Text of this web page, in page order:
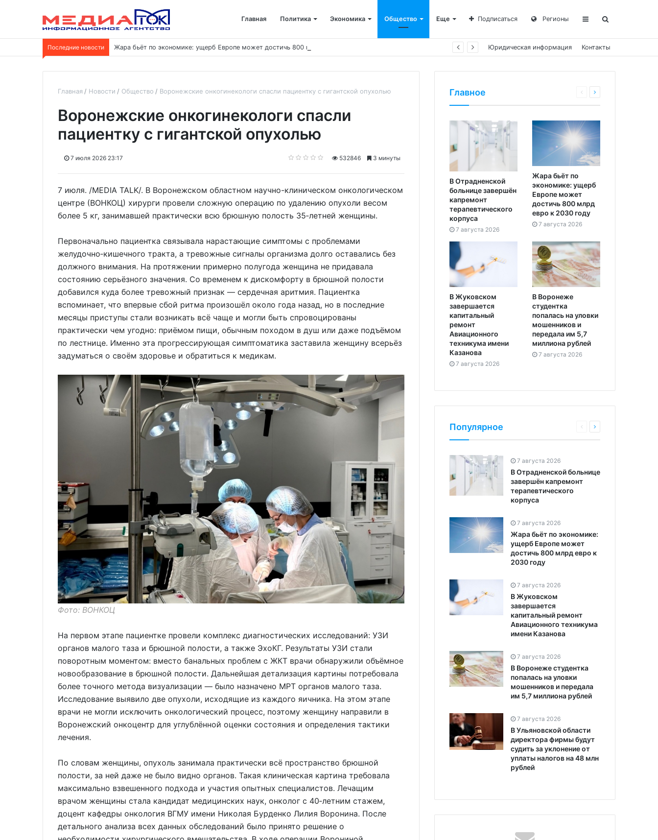
Главная Политика Экономика Общество Еще Подписаться Регионы
Последние новости Жара бьёт по экономике: ущерб Европе может достичь 800 млрд евро к 2030 году Юридическая информация Контакты
Главная Новости Общество Воронежские онкогинекологи спасли пациентку с гигантской опухолью
Воронежские онкогинекологи спасли
пациентку с гигантской опухолью
7 июля 2026 23:17 532846 3 минуты
7 июля. /MEDIA TALK/. В Воронежском областном научно-клиническом онкологическом
центре (ВОНКОЦ) хирурги провели сложную операцию по удалению опухоли весом
более 5 кг, занимавшей практически всю брюшную полость 35‑летней женщины.
Первоначально пациентка связывала нарастающие симптомы с проблемами
желудочно‑кишечного тракта, а тревожные сигналы организма долго оставались без
должного внимания. На протяжении примерно полугода женщина не придавала
состоянию серьёзного значения. Со временем к дискомфорту в брюшной полости
добавился куда более тревожный признак — сердечная аритмия. Пациентка
вспоминает, что впервые сбой ритма произошёл около года назад, но в последние
месяцы приступы стали возникать всё чаще и могли быть спровоцированы
практически чем угодно: приёмом пищи, обычным походом в душ или даже подъёмом
по лестнице. Именно эта прогрессирующая симптоматика заставила женщину всерьёз
задуматься о своём здоровье и обратиться к медикам.
Фото: ВОНКОЦ
На первом этапе пациентке провели комплекс диагностических исследований: УЗИ
органов малого таза и брюшной полости, а также ЭхоКГ. Результаты УЗИ стали
поворотным моментом: вместо банальных проблем с ЖКТ врачи обнаружили объёмное
новообразование в брюшной полости. Дальнейшая детализация картины потребовала
более точного метода визуализации — было назначено МРТ органов малого таза.
Исследование выявило две опухоли, исходящие из каждого яичника. На этом этапе
врачи не могли исключить онкологический процесс, поэтому женщину направили в
Воронежский онкоцентр для углублённой оценки состояния и определения тактики
лечения.
По словам женщины, опухоль занимала практически всё пространство брюшной
полости, за ней даже не было видно органов. Такая клиническая картина требовала
максимально взвешенного подхода и участия опытных специалистов. Лечащим
врачом женщины стала кандидат медицинских наук, онколог с 40‑летним стажем,
доцент кафедры онкология ВГМУ имени Николая Бурденко Лилия Воронина. После
детального анализа всех данных обследований было принято решение о
Главное
В Отрадненской
больнице завершён
капремонт
терапевтического
корпуса
7 августа 2026
Жара бьёт по
экономике: ущерб
Европе может
достичь 800 млрд
евро к 2030 году
7 августа 2026
В Жуковском
завершается
капитальный
ремонт
Авиационного
техникума имени
Казанова
7 августа 2026
В Воронеже
студентка
попалась на уловки
мошенников и
передала им 5,7
миллиона рублей
7 августа 2026
Популярное
7 августа 2026
В Отрадненской больнице
завершён капремонт
терапевтического
корпуса
7 августа 2026
Жара бьёт по экономике:
ущерб Европе может
достичь 800 млрд евро к
2030 году
7 августа 2026
В Жуковском
завершается
капитальный ремонт
Авиационного техникума
имени Казанова
7 августа 2026
В Воронеже студентка
попалась на уловки
мошенников и передала
им 5,7 миллиона рублей
7 августа 2026
В Ульяновской области
директора фирмы будут
судить за уклонение от
уплаты налогов на 48 млн
рублей